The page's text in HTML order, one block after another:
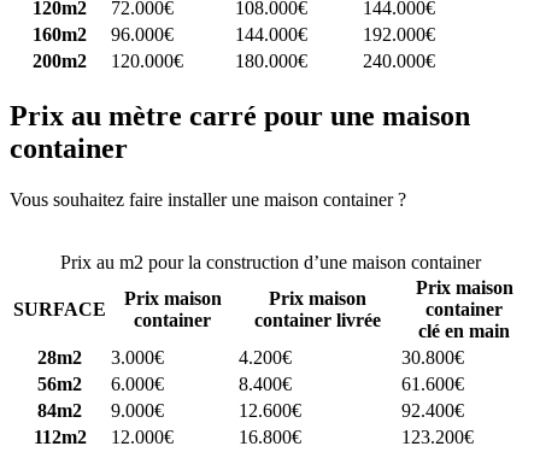
120m2
72.000€ 108.000€
144.000€
160m2
96.000€ 144.000€
192.000€
200m2
120.000€ 180.000€ 240.000€
Prix au mètre carré pour une maison
container
Vous souhaitez faire installer une maison container ?
Prix au m2 pour la construction d’une maison container
SURFACE
Prix maison
container
Prix maison
container livrée
Prix maison
container
clé en main
28m2
3.000€ 4.200€
30.800€
56m2
6.000€ 8.400€
61.600€
84m2
9.000€ 12.600€
92.400€
112m2
12.000€ 16.800€
123.200€